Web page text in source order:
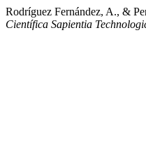
Rodríguez Fernández, A., &
Científica Sapientia